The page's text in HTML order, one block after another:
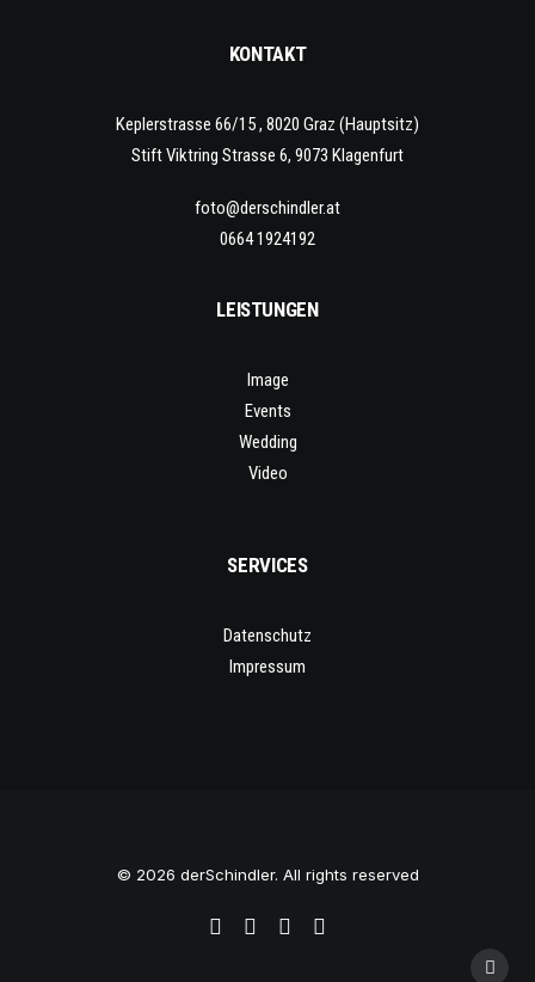
KONTAKT
Keplerstrasse 66/15 , 8020 Graz (Hauptsitz)
Stift Viktring Strasse 6, 9073 Klagenfurt
foto@derschindler.at
0664 1924192
LEISTUNGEN
Image
Events
Wedding
Video
SERVICES
Datenschutz
Impressum
© 2026 derSchindler. All rights reserved